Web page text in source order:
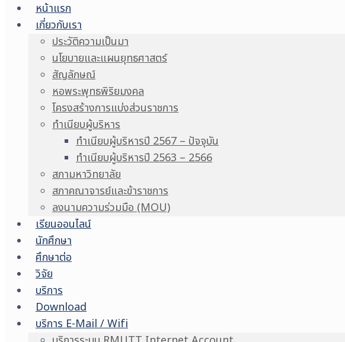
หน้าแรก
เกี่ยวกับเรา
ประวัติความเป็นมา
นโยบายและแผนยุทธศาสตร์
สัญลักษณ์
หอพระพุทธพิริยมงคล
โครงสร้างการแบ่งส่วนราชการ
ทำเนียบผู้บริหาร
ทำเนียบผู้บริหารปี 2567 – ปัจจุบัน
ทำเนียบผู้บริหารปี 2563 – 2566
สภามหาวิทยาลัย
สภาคณาจารย์และข้าราชการ
ลงนามความร่วมมือ (MOU)
เรียนออนไลน์
นักศึกษา
ศึกษาต่อ
วิจัย
บริการ
Download
บริการ E-Mail / Wifi